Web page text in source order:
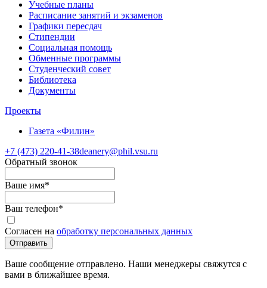
Учебные планы
Расписание занятий и экзаменов
Графики пересдач
Стипендии
Социальная помощь
Обменные программы
Студенческий совет
Библиотека
Документы
Проекты
Газета «Филин»
+7 (473) 220-41-38deanery@phil.vsu.ru
Обратный звонок
Ваше имя*
Ваш телефон*
Согласен на обработку персональных данных
Отправить
Ваше сообщение отправлено. Наши менеджеры свяжутся с
вами в ближайшее время.